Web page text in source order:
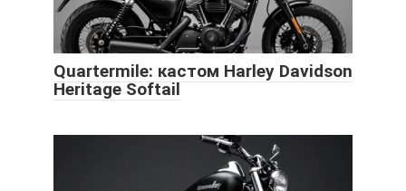
Quartermile: кастом Harley Davidson
Heritage Softail